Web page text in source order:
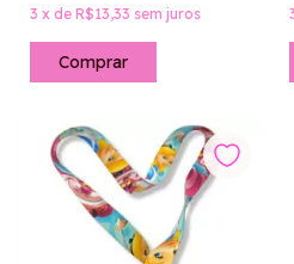
3 x de R$13,33 sem juros